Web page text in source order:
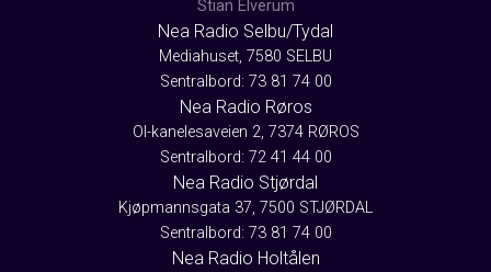
Stian Elverum
Nea Radio Selbu/Tydal
Mediahuset, 7580 SELBU
Sentralbord: 73 81 74 00
Nea Radio Røros
Ol-kanelesaveien 2, 7374 RØROS
Sentralbord: 72 41 44 00
Nea Radio Stjørdal
Kjøpmannsgata 37, 7500 STJØRDAL
Sentralbord: 73 81 74 00
Nea Radio Holtålen